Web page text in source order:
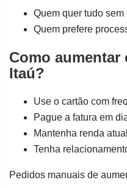
Quem quer tudo sem
Quem prefere
Como
Itaú?
Use o cartão com
Pague a fatura em
Mantenha renda
Tenha
Pedidos manuais de